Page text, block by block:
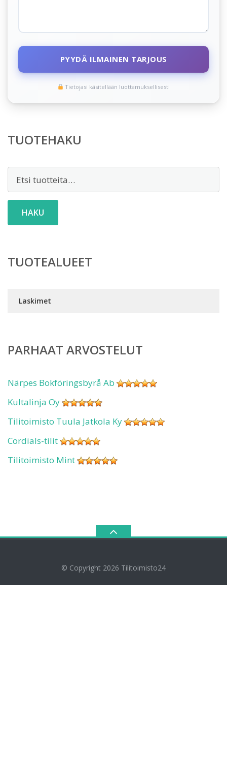
PYYDÄ ILMAINEN TARJOUS
Tietojasi käsitellään luottamuksellisesti
TUOTEHAKU
HAKU
TUOTEALUEET
Laskimet
PARHAAT ARVOSTELUT
Närpes Bokföringsbyrå Ab
Kultalinja Oy
Tilitoimisto Tuula Jatkola Ky
Cordials-tilit
Tilitoimisto Mint
© Copyright 2026 Tilitoimisto24